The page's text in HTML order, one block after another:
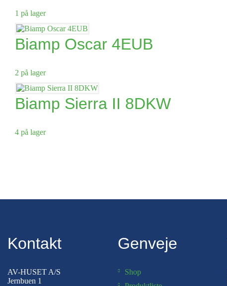
1 på lager
Biamp Oscar 4EUB
2 på lager
Biamp Sierra II 8DKW
4 på lager
Kontakt
AV-HUSET A/S
Jernbuen 1
Genveje
Shop